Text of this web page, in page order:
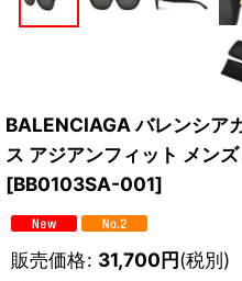
BALENCIAGA バレンシア
ス アジアンフィット メン
[BB0103SA-001]
販売価格: 31,700円(税別)